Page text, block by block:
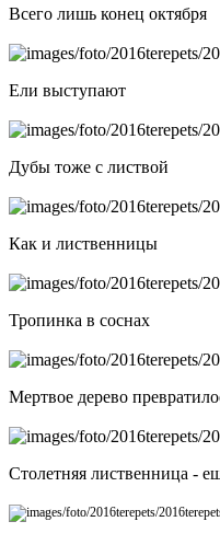
Всего лишь конец октября
Ели выступают
Дубы тоже с листвой
Как и лиственницы
Тропинка в соснах
Мертвое дерево
Столетняя лиственница -